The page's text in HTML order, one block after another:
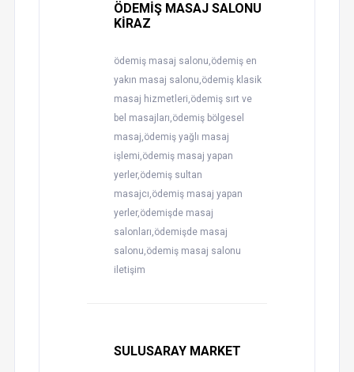
ÖDEMİŞ MASAJ SALONU
KİRAZ
ödemiş masaj salonu,ödemiş en
yakın masaj salonu,ödemiş klasik
masaj hizmetleri,ödemiş sırt ve
bel masajları,ödemiş bölgesel
masaj,ödemiş yağlı masaj
işlemi,ödemiş masaj yapan
yerler,ödemiş sultan
masajcı,ödemiş masaj yapan
yerler,ödemişde masaj
salonları,ödemişde masaj
salonu,ödemiş masaj salonu
iletişim
SULUSARAY MARKET